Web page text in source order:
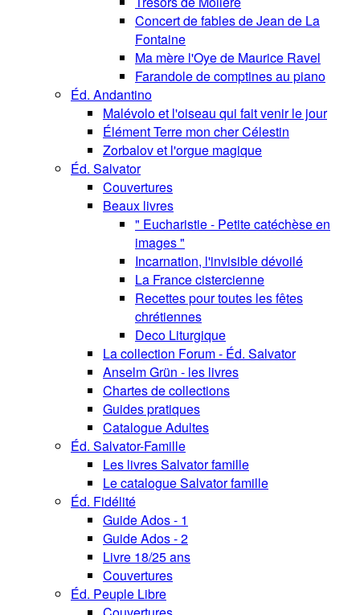
Concert de fables de Jean de La
Fontaine
Ma mère l'Oye de Maurice Ravel
Farandole de comptines au piano
Éd. Andantino
Malévolo et l'oiseau qui fait venir le jour
Élément Terre mon cher Célestin
Zorbalov et l'orgue magique
Éd. Salvator
Couvertures
Beaux livres
" Eucharistie - Petite catéchèse en
images "
Incarnation, l'invisible dévoilé
La France cistercienne
Recettes pour toutes les fêtes
chrétiennes
Deco Liturgique
La collection Forum - Éd. Salvator
Anselm Grün - les livres
Chartes de collections
Guides pratiques
Catalogue Adultes
Éd. Salvator-Famille
Les livres Salvator famille
Le catalogue Salvator famille
Éd. Fidélité
Guide Ados - 1
Guide Ados - 2
Livre 18/25 ans
Couvertures
Éd. Peuple Libre